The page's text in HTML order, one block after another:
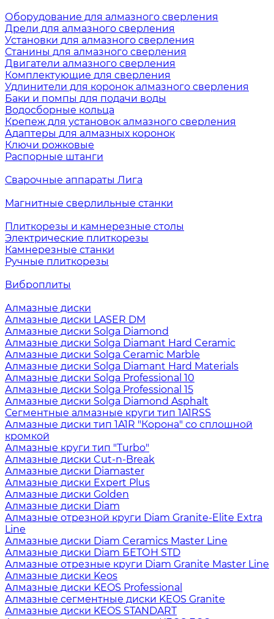
Оборудование для алмазного сверления
Дрели для алмазного сверления
Установки для алмазного сверления
Станины для алмазного сверления
Двигатели алмазного сверления
Комплектующие для сверления
Удлинители для коронок алмазного сверления
Баки и помпы для подачи воды
Водосборные кольца
Крепеж для установок алмазного сверления
Адаптеры для алмазных коронок
Ключи рожковые
Распорные штанги
Сварочные аппараты Лига
Магнитные сверлильные станки
Плиткорезы и камнерезные столы
Электрические плиткорезы
Камнерезные станки
Ручные плиткорезы
Виброплиты
Алмазные диски
Алмазные диски LASER DM
Алмазные диски Solga Diamond
Алмазные диски Solga Diamant Hard Ceramic
Алмазные диски Solga Ceramic Marble
Алмазные диски Solga Diamant Hard Materials
Алмазные диски Solga Professional 10
Алмазные диски Solga Professional 15
Алмазные диски Solga Diamond Asphalt
Сегментные алмазные круги тип 1A1RSS
Алмазные диски тип 1A1R "Корона" со сплошной
кромкой
Алмазные круги тип "Turbo"
Алмазные диски Cut-n-Break
Алмазные диски Diamaster
Алмазные диски Expert Plus
Алмазные диски Golden
Алмазные диски Diam
Алмазные отрезной круги Diam Granite-Elite Extra
Line
Алмазные диски Diam Ceramics Master Line
Алмазные диски Diam БЕТОН STD
Алмазные отрезные круги Diam Granite Master Line
Алмазные диски Keos
Алмазные диски KEOS Professional
Алмазные сегментные диски KEOS Granite
Алмазные диски KEOS STANDART